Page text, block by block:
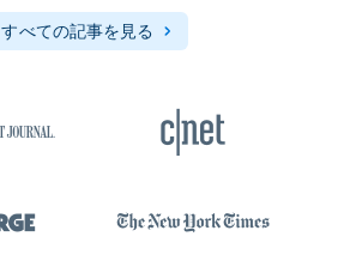
すべての記事を見る